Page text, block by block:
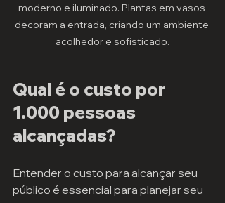
moderno e iluminado. Plantas em vasos
decoram a entrada, criando um ambiente
acolhedor e sofisticado.
Qual é o custo por
1.000 pessoas
alcançadas?
Entender o custo para alcançar seu
público é essencial para planejar seu